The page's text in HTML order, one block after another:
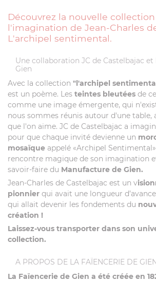
Découvrez la nouvelle
l'imagination de Jean-Charles
L'archipel sentimental.
Une collaboration JC de Castelbajac et
Gien
Avec la collection "l'archipel
est un poème. Les teintes bleutées de
comme une image émergente, qui
nous sommes réunis autour d'une table,
que l'on aime. JC de Castelbajac a
pour que chaque invité devienne un
mosaïque appelé «Archipel
rencontre magique de son imagination
savoir-faire du Manufacture de Gien.
Jean-Charles de Castelbajac est un v
pionnier qui avait une longueur
qui allait devenir les fondements du
création !
Laissez-vous transporter dans son
collection.
A PROPOS DE LA FAÏENCERIE DE GIEN
La Faïencerie de Gien a été créée en